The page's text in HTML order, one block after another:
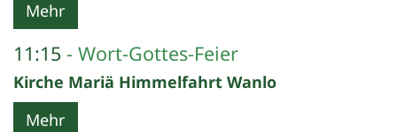
Mehr
11:15 Wort-Gottes-Feier
Kirche Mariä Himmelfahrt Wanlo
Mehr